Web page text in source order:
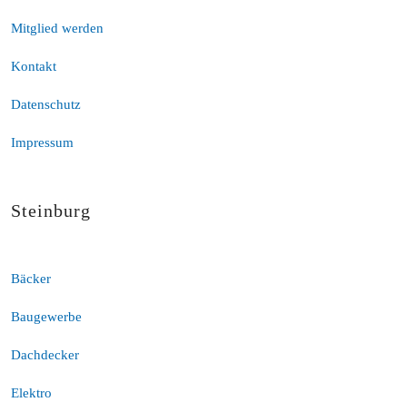
Mitglied werden
Kontakt
Datenschutz
Impressum
Steinburg
Bäcker
Baugewerbe
Dachdecker
Elektro